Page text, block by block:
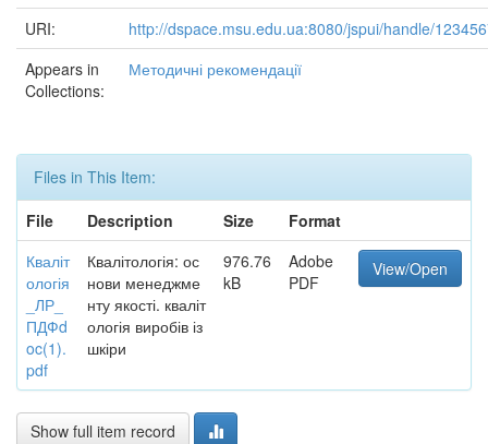
URI:
http://dspace.msu.edu.ua:8080/jspui/handle/
Appears in
Collections:
Методичні рекомендації
Files in This Item:
File
Description Size
Format
Кваліт
ологія
_ЛР_
ПДФd
oc(1).
pdf
Квалітологія: ос
нови менеджме
нту якості. кваліт
ологія виробів із
шкіри
976.76
kB
Adobe
PDF
View/Open
Show full item record